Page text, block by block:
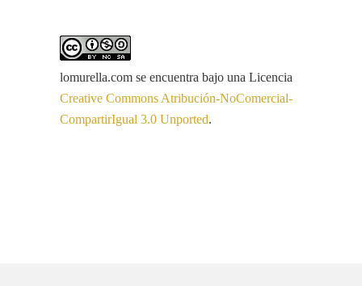
lomurella.com se encuentra bajo una Licencia
Creative Commons Atribución-NoComercial-
CompartirIgual 3.0 Unported.